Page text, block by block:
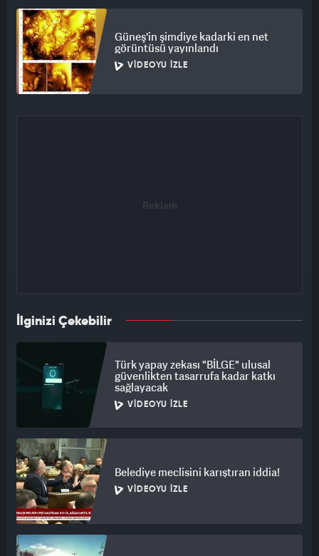
Güneş'in şimdiye kadarki en net
görüntüsü yayınlandı
VIDEOYU İZLE
İlginizi Çekebilir
Türk yapay zekası "BİLGE" ulusal
güvenlikten tasarrufa kadar katkı
sağlayacak
VIDEOYU İZLE
Belediye meclisini karıştıran iddia!
VIDEOYU İZLE